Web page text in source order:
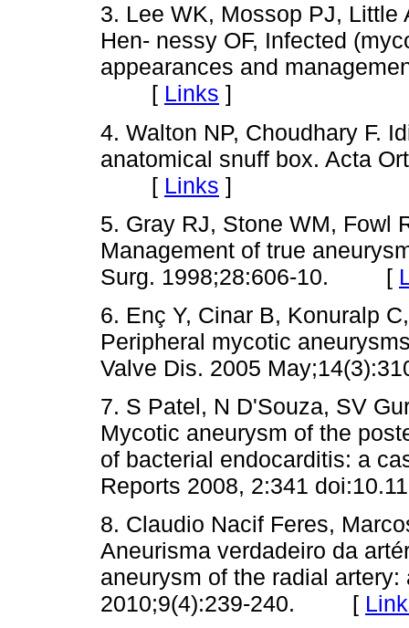
3. Lee WK, Mossop PJ, Little
Hen- nessy OF, Infected
appearan­ces and
[ Links ]
4. Walton NP, Choudhary F.
anatomical snuff box. Acta
[ Links ]
5. Gray RJ, Stone WM, Fowl
Management of true
Surg. 1998;28:606-10. [
6. Enç Y, Cinar B, Konuralp
Peripheral mycotic
Valve Dis. 2005
7. S Patel, N D'Souza, SV
Mycotic aneurysm of the
of bacterial endocarditis: a
Reports 2008, 2:341
8. Claudio Nacif Feres,
Aneuris­ma verdadeiro da
aneurysm of the radial
2010;9(4):239-240. [